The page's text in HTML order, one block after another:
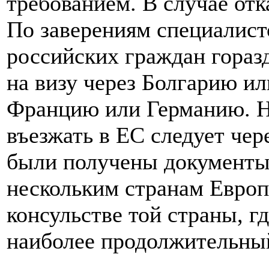
По заверениям
российских граждан
на визу через Болгарию
Францию или Германию.
въезжать в ЕС следует
были получены
нескольким странам
консульстве той страны,
наиболее